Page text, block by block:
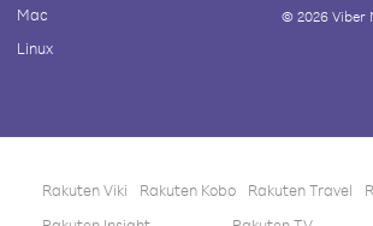
Mac
Linux
© 2026Viber
Rakuten Viki Rakuten Kobo Rakuten Travel